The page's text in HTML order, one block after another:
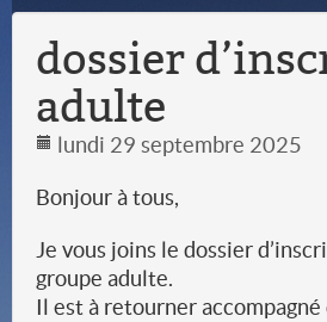
dossier
adulte
lundi 29 septembre 2025
Bonjour à tous,
Je vous joins le dossier
groupe adulte.
Il est à retourner